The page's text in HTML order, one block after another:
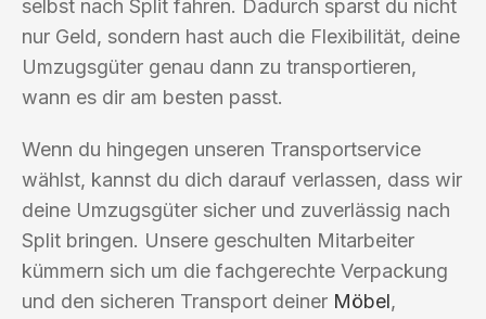
selbst nach Split fahren. Dadurch sparst du nicht
nur Geld, sondern hast auch die Flexibilität, deine
Umzugsgüter genau dann zu transportieren,
wann es dir am besten passt.
Wenn du hingegen unseren Transportservice
wählst, kannst du dich darauf verlassen, dass wir
deine Umzugsgüter sicher und zuverlässig nach
Split bringen. Unsere geschulten Mitarbeiter
kümmern sich um die fachgerechte Verpackung
und den sicheren Transport deiner Möbel,